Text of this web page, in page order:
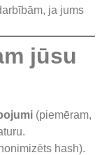
ja jums
jūsu
(piemēram,
hash).